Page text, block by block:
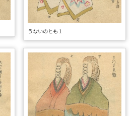
うないのとも 1